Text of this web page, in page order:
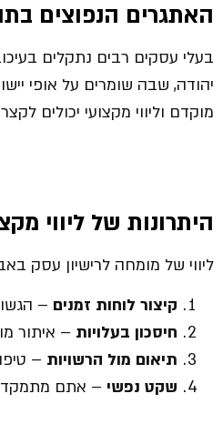
האתגרים הנפוצים
בעלי עסקים רבים נתקלים
יהודה, שבה שומרים על אופי
מוקדם וליווי מקצועי יכולים
היתרונות של ליווי
ליווי של מומחה לרישיון עסק
קיצור לוחות זמנים –
חיסכון בעלויות – איתור
תיאום מול הרשויות –
שקט נפשי – אתם